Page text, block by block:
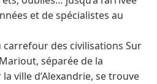
et de spécialistes au
carrefour des civilisations Sur
séparée de la
ville d’Alexandrie, se trouve